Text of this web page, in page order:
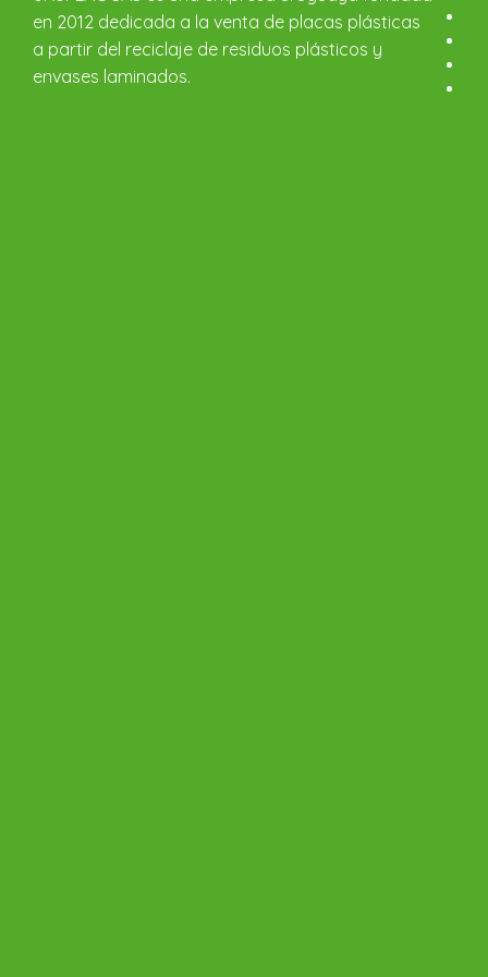
en 2012 dedicada a la venta de placas plásticas
a partir del reciclaje de residuos plásticos y
envases laminados.